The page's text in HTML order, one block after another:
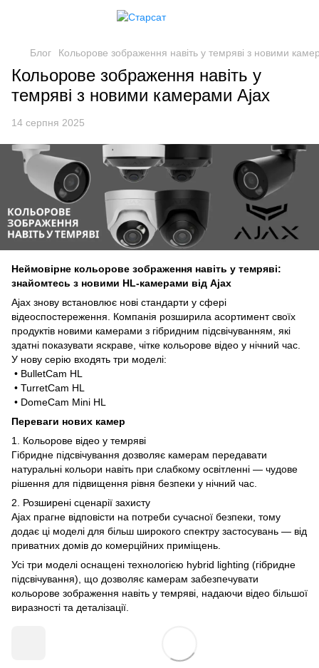
Блог Кольорове зображення навіть у темряві з новими
Кольорове зображення навіть у
темряві з новими камерами Ajax
14 серпня 2025
Неймовірне кольорове зображення навіть у темряві:
знайомтесь з новими HL-камерами від Ajax
Ajax знову встановлює нові стандарти у сфері
відеоспостереження. Компанія розширила асортимент своїх
продуктів новими камерами з гібридним підсвічуванням, які
здатні показувати яскраве, чітке кольорове відео у нічний час.
У нову серію входять три моделі:
• BulletCam HL
• TurretCam HL
• DomeCam Mini HL
Переваги нових камер
1. Кольорове відео у темряві
Гібридне підсвічування дозволяє камерам передавати
натуральні кольори навіть при слабкому освітленні — чудове
рішення для підвищення рівня безпеки у нічний час.
2. Розширені сценарії захисту
Ajax прагне відповісти на потреби сучасної безпеки, тому
додає ці моделі для більш широкого спектру застосувань — від
приватних домів до комерційних приміщень.
Усі три моделі оснащені технологією hybrid lighting (гібридне
підсвічування), що дозволяє камерам забезпечувати
кольорове зображення навіть у темряві, надаючи відео більшої
виразності та деталізації.